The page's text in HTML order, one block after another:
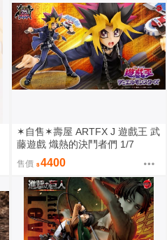
✶自售✶壽屋 ARTFX J 遊戲王 武
藤遊戲 熾熱的決鬥者們 1/7
售價 4400